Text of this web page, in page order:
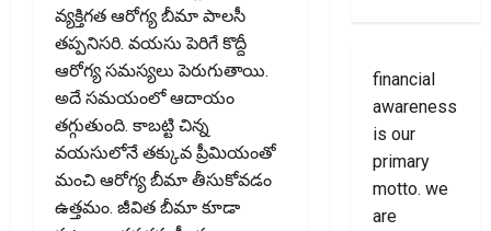
వ్యక్తిగత ఆరోగ్య బీమా పాలసీ
తప్పనిసరి. వయసు పెరిగే కొద్దీ
ఆరోగ్య సమస్యలు పెరుగుతాయి.
అదే సమయంలో ఆదాయం
తగ్గుతుంది. కాబట్టి చిన్న
వయసులోనే తక్కువ ప్రీమియంతో
మంచి ఆరోగ్య బీమా తీసుకోవడం
ఉత్తమం. జీవిత బీమా కూడా
financial
awareness
is our
primary
motto. we
are